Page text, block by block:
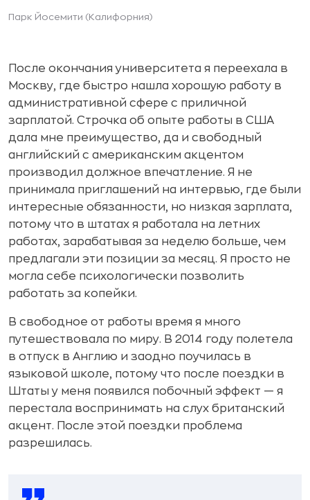
Парк Йосемити (Калифорния)
После окончания университета я переехала в
Москву, где быстро нашла хорошую работу в
административной сфере с приличной
зарплатой. Строчка об опыте работы в США
дала мне преимущество, да и свободный
английский с американским акцентом
производил должное впечатление. Я не
принимала приглашений на интервью, где были
интересные обязанности, но низкая зарплата,
потому что в штатах я работала на летних
работах, зарабатывая за неделю больше, чем
предлагали эти позиции за месяц. Я просто не
могла себе психологически позволить
работать за копейки.
В свободное от работы время я много
путешествовала по миру. В 2014 году полетела
в отпуск в Англию и заодно поучилась в
языковой школе, потому что после поездки в
Штаты у меня появился побочный эффект — я
перестала воспринимать на слух британский
акцент. После этой поездки проблема
разрешилась.